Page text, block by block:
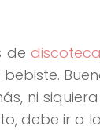
de
ni
debe ir a